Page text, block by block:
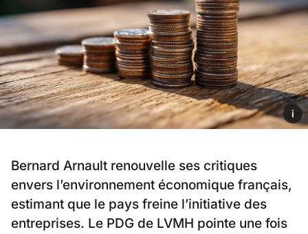
i
Bernard Arnault renouvelle ses critiques
envers l’environnement économique français,
estimant que le pays freine l’initiative des
entreprises. Le PDG de LVMH pointe une fois